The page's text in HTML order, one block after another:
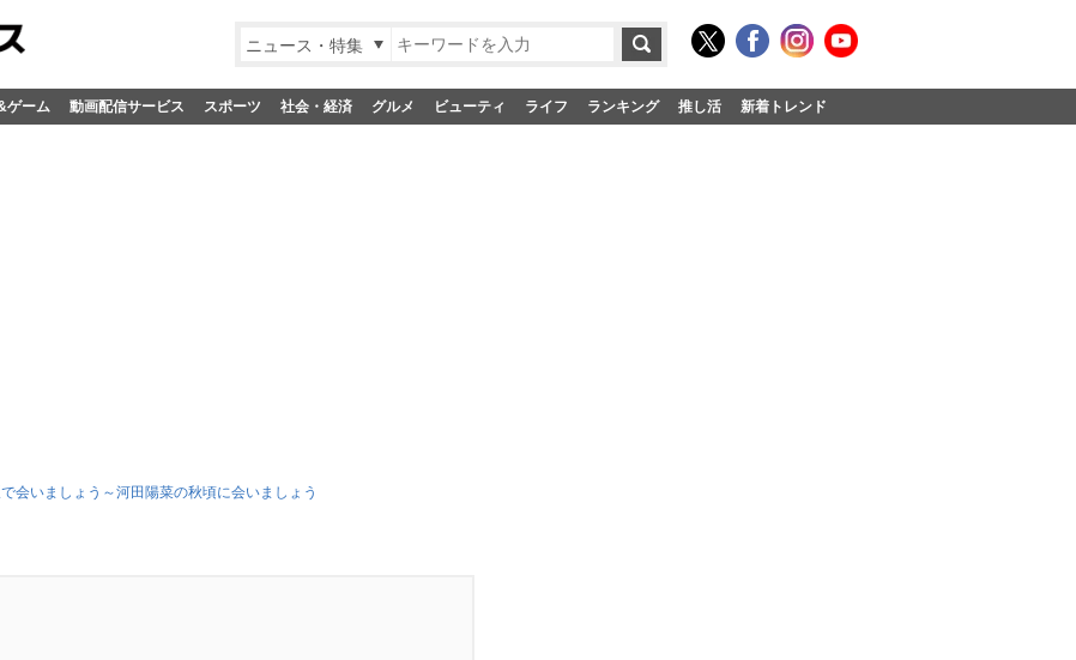
ニュース・特集
ゲーム 動画配信サービス スポーツ 社会・経済 グルメ ビューティ ライフ ランキング 推し活 新着トレンド
会いましょう～河田陽菜の秋頃に会いましょう